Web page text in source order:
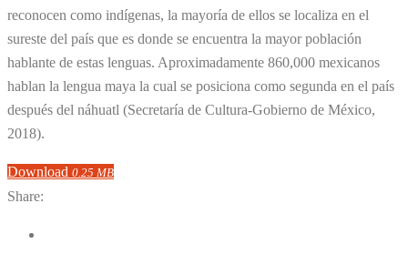
reconocen como indígenas, la mayoría de ellos se localiza en el
sureste del país que es donde se encuentra la mayor población
hablante de estas lenguas. Aproximadamente 860,000 mexicanos
hablan la lengua maya la cual se posiciona como segunda en el país
después del náhuatl (Secretaría de Cultura-Gobierno de México,
2018).
Download 0.25 MB
Share: